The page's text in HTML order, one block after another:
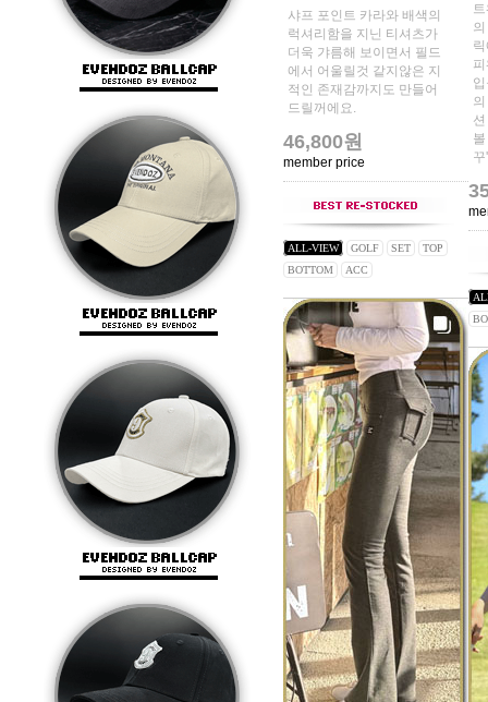
샤프 포인트 카라와 배색의
럭셔리함을 지닌 티셔츠가
더욱 갸름해 보이면서 필드
에서 어울릴것 같지않은 지
적인 존재감까지도 만들어
드릴꺼에요.
46,800원
member price
ALL-VIEW GOLF SET
TOP
BOTTOM
ACC